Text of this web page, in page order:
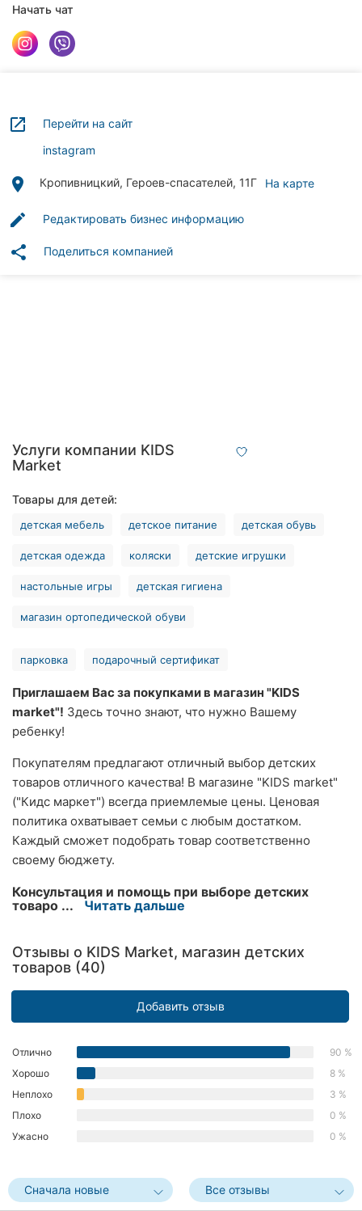
Автошколы
Рестораны
Все
Одесса
Запорожье
Днепр
Львов
Кривой
Николаев
Херсон
Полтава
Чернигов
Черкассы
Сумы
Ивано-
Франковск
Карпаты
Начать чат
launch
Перейти на сайт
instagram
place Кропивницкий, Героев-спасателей, 11Г На карте
edit Редактировать бизнес информацию
share Поделиться компанией
Услуги компании KIDS
Market
Товары для детей:
детская мебель детское питание детская обувь
детская одежда коляски детские игрушки
настольные игры детская гигиена
магазин ортопедической обуви
парковка подарочный сертификат
Приглашаем Вас за покупками в магазин "KIDS
market"! Здесь точно знают, что нужно Вашему
ребенку!
Покупателям предлагают отличный выбор детских
товаров отличного качества! В магазине "KIDS market"
("Кидс маркет") всегда приемлемые цены. Ценовая
политика охватывает семьи с любым достатком.
Каждый сможет подобрать товар соответственно
своему бюджету.
Консультация и помощь при выборе детских
товаро ...
Читать дальше
Отзывы о KIDS Market, магазин детских
товаров (40)
Добавить отзыв
Отлично
90 %
Хорошо
8 %
Неплохо
3 %
Плохо
0 %
Ужасно
0 %
Сначала новые Все отзывы